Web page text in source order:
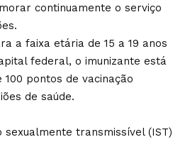
continuamente o serviço
a faixa etária de 15 a 19 anos
federal, o imunizante está
100 pontos de vacinação
de saúde.
sexualmente transmissível (IST)